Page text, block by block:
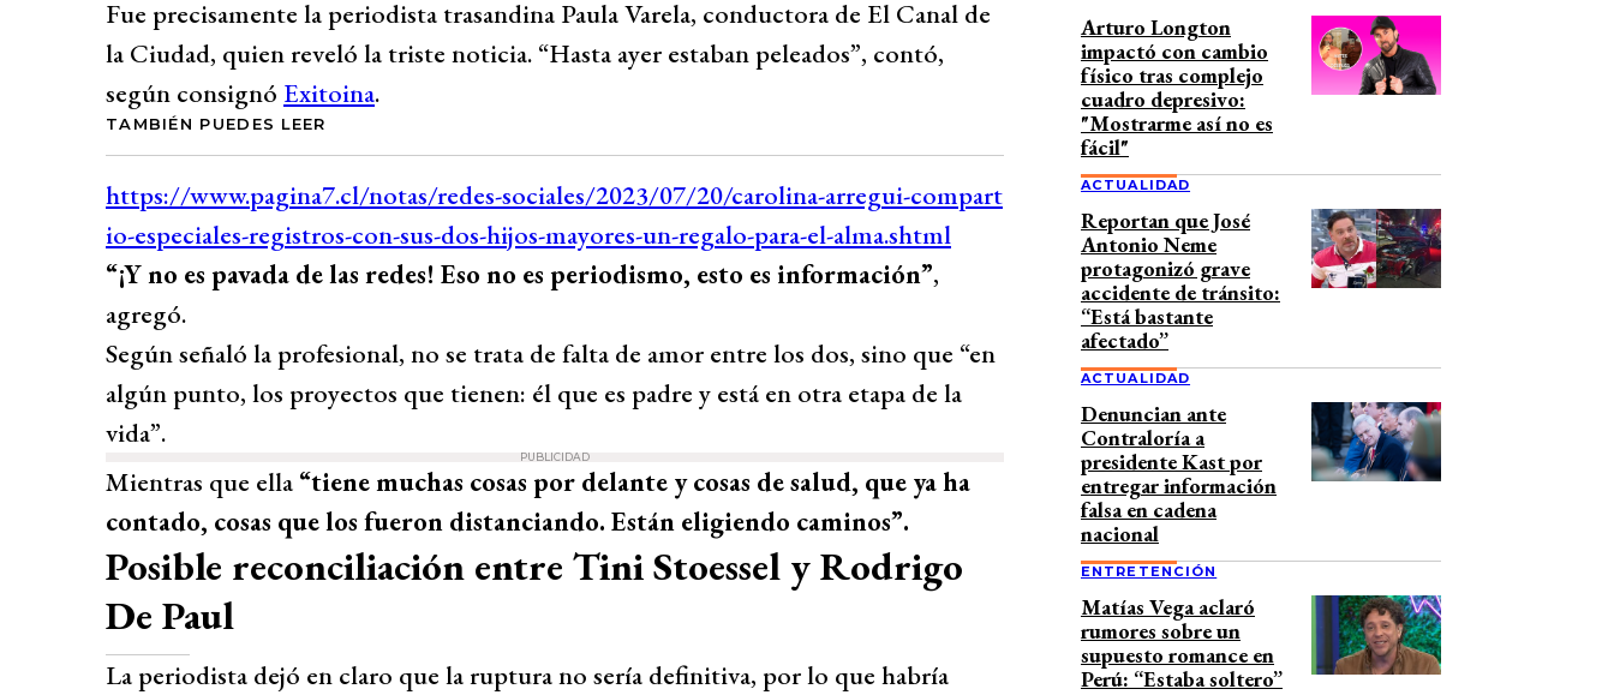
Fue precisamente la periodista trasandina Paula Varela, conductora de El Canal de
la Ciudad, quien reveló la triste noticia. “Hasta ayer estaban peleados”, contó,
según consignó Exitoina.
TAMBIÉN PUEDES LEER
“¡Y no es pavada de las redes! Eso no es periodismo, esto es información”,
agregó.
Según señaló la profesional, no se trata de falta de amor entre los dos, sino que “en
algún punto, los proyectos que tienen: él que es padre y está en otra etapa de la
vida”.
PUBLICIDAD
Mientras que ella “tiene muchas cosas por delante y cosas de salud, que ya ha
contado, cosas que los fueron distanciando. Están eligiendo caminos”.
Posible reconciliación entre Tini Stoessel y Rodrigo
De Paul
La periodista dejó en claro que la ruptura no sería definitiva, por lo que habría
Arturo Longton
impactó con cambio
físico tras complejo
cuadro depresivo:
"Mostrarme así no es
fácil"
ACTUALIDAD
Reportan que José
Antonio Neme
protagonizó grave
accidente de tránsito:
“Está bastante
afectado”
ACTUALIDAD
Denuncian ante
Contraloría a
presidente Kast por
entregar información
falsa en cadena
nacional
ENTRETENCIÓN
Matías Vega aclaró
rumores sobre un
supuesto romance en
Perú: “Estaba soltero”